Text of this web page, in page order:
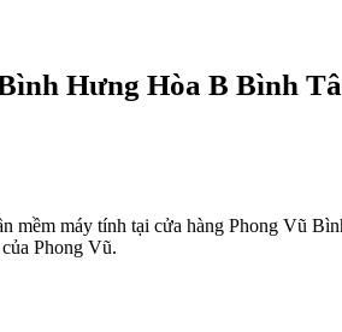
Hưng Hòa B Bình
mềm máy tính tại cửa hàng Phong Vũ
Phong Vũ.